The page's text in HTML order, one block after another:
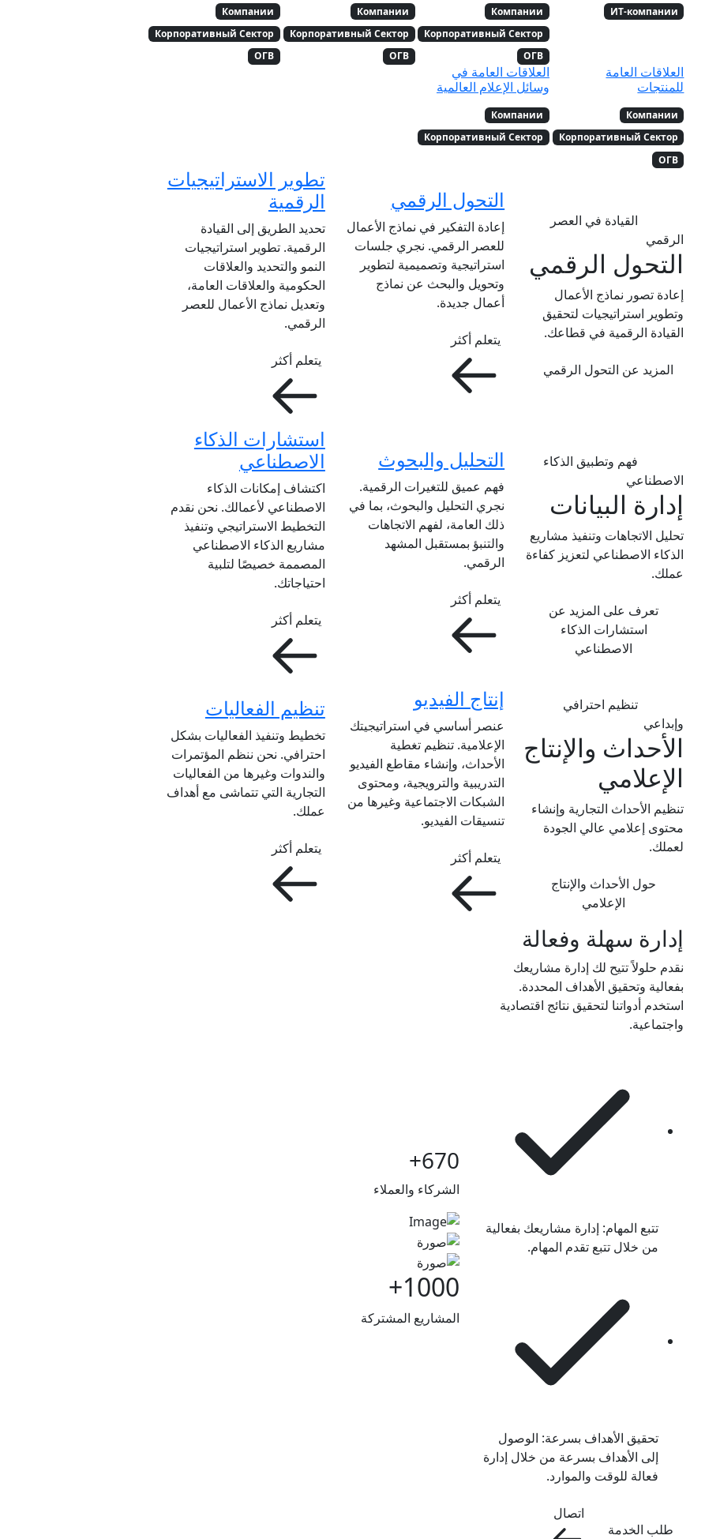
ИТ-компании
Компании
Корпоративный Сектор
ОГВ
Компании
Корпоративный Сектор
ОГВ
Компании
Корпоративный Сектор
ОГВ
العلاقات العامة
للمنتجات
Компании
Корпоративный Сектор
ОГВ
العلاقات العامة في
وسائل الإعلام العالمية
Компании
Корпоративный Сектор
القيادة في العصر
الرقمي
التحول الرقمي
إعادة تصور نماذج الأعمال
وتطوير استراتيجيات لتحقيق
القيادة الرقمية في قطاعك.
المزيد عن التحول الرقمي
التحول الرقمي
إعادة التفكير في نماذج الأعمال
للعصر الرقمي. نجري جلسات
استراتيجية وتصميمية لتطوير
وتحويل والبحث عن نماذج
أعمال جديدة.
يتعلم أكثر
تطوير الاستراتيجيات
الرقمية
تحديد الطريق إلى القيادة
الرقمية. تطوير استراتيجيات
النمو والتحديد والعلاقات
الحكومية والعلاقات العامة،
وتعديل نماذج الأعمال للعصر
الرقمي.
يتعلم أكثر
فهم وتطبيق الذكاء
الاصطناعي
إدارة البيانات
تحليل الاتجاهات وتنفيذ مشاريع
الذكاء الاصطناعي لتعزيز كفاءة
عملك.
تعرف على المزيد عن
استشارات الذكاء
الاصطناعي
التحليل والبحوث
فهم عميق للتغيرات الرقمية.
نجري التحليل والبحوث، بما في
ذلك العامة، لفهم الاتجاهات
والتنبؤ بمستقبل المشهد
الرقمي.
يتعلم أكثر
استشارات الذكاء
الاصطناعي
اكتشاف إمكانات الذكاء
الاصطناعي لأعمالك. نحن نقدم
التخطيط الاستراتيجي وتنفيذ
مشاريع الذكاء الاصطناعي
المصممة خصيصًا لتلبية
احتياجاتك.
يتعلم أكثر
تنظيم احترافي
وإبداعي
الأحداث والإنتاج
الإعلامي
تنظيم الأحداث التجارية وإنشاء
محتوى إعلامي عالي الجودة
لعملك.
حول الأحداث والإنتاج
الإعلامي
إنتاج الفيديو
عنصر أساسي في استراتيجيتك
الإعلامية. تنظيم تغطية
الأحداث، وإنشاء مقاطع الفيديو
التدريبية والترويجية، ومحتوى
الشبكات الاجتماعية وغيرها من
تنسيقات الفيديو.
يتعلم أكثر
تنظيم الفعاليات
تخطيط وتنفيذ الفعاليات بشكل
احترافي. نحن ننظم المؤتمرات
والندوات وغيرها من الفعاليات
التجارية التي تتماشى مع أهداف
عملك.
يتعلم أكثر
إدارة سهلة وفعالة
نقدم حلولاً تتيح لك إدارة مشاريعك
بفعالية وتحقيق الأهداف المحددة.
استخدم أدواتنا لتحقيق نتائج اقتصادية
واجتماعية.
تتبع المهام: إدارة مشاريعك بفعالية
من خلال تتبع تقدم المهام.
تحقيق الأهداف بسرعة: الوصول
إلى الأهداف بسرعة من خلال إدارة
فعالة للوقت والموارد.
طلب الخدمة
اتصال
670
+
الشركاء والعملاء
1000
+
المشاريع المشتركة